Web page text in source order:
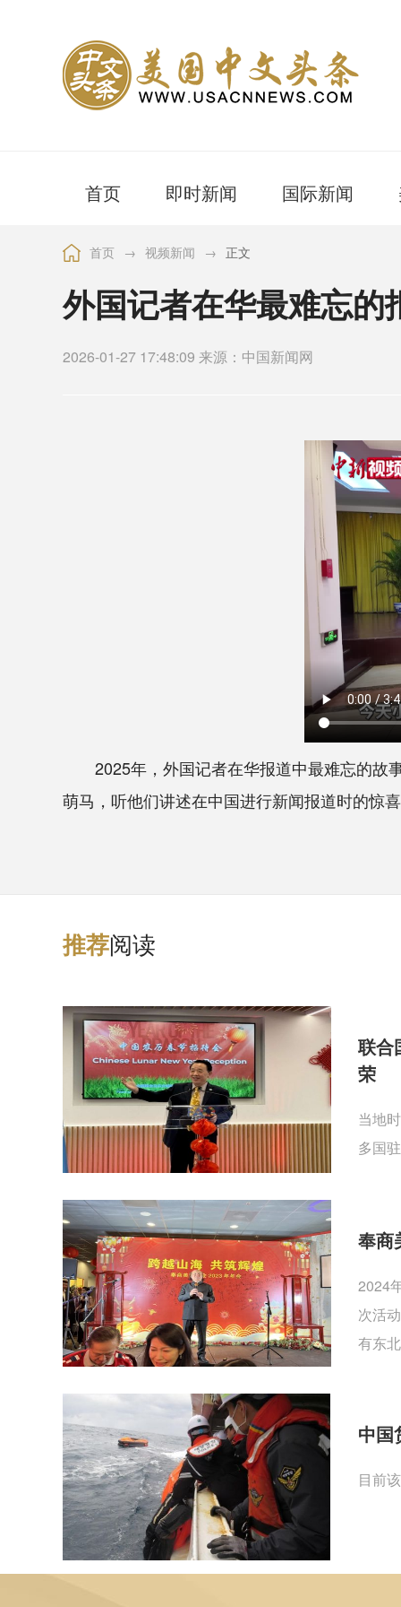
首页 即时新闻 国际新闻
首页 → 视频新闻 → 正文
外国记者在华最难忘的
2026-01-27 17:48:09 来源：中国新闻网
2025年，外国记者在华报道中最难忘的故
萌马，听他们讲述在中国进行新闻报道时的惊
推荐阅读
联合
荣
当地
多国
奉商
2024
次活
有东
中国
目前